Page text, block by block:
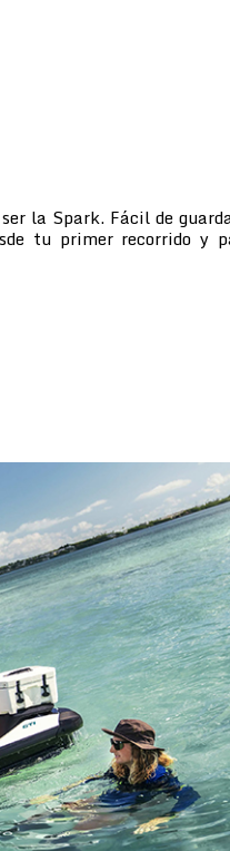
la Spark. Fácil de
tu primer recorrido y